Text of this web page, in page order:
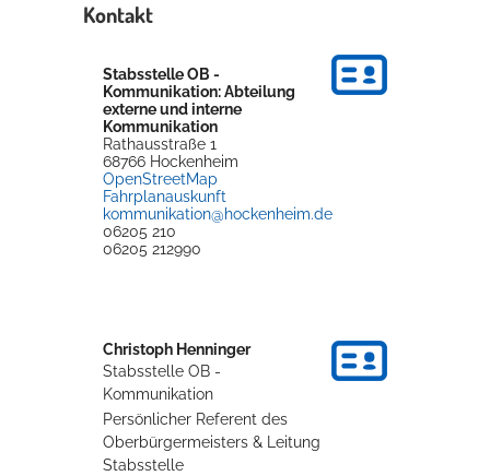
Kontakt
Stabsstelle OB -
Kommunikation: Abteilung
externe und interne
Kommunikation
Rathausstraße 1
68766 Hockenheim
OpenStreetMap
Fahrplanauskunft
kommunikation@hockenheim.de
06205 210
06205 212990
Christoph Henninger
Stabsstelle OB -
Kommunikation
Persönlicher Referent des
Oberbürgermeisters & Leitung
Stabsstelle